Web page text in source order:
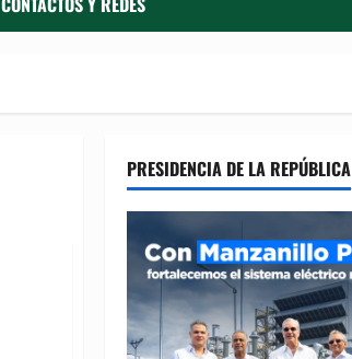
PRESIDENCIA DE LA REPÚBLICA